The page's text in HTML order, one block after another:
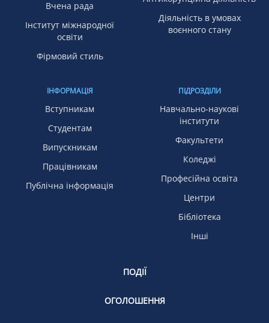
Вчена рада
Інститут міжнародної
освіти
Фірмовий стиль
Діяльність в умовах
воєнного стану
ІНФОРМАЦІЯ
Вступникам
Студентам
Випускникам
Працівникам
Публічна інформація
ПІДРОЗДІЛИ
Навчально-наукові
інститути
Факультети
Коледжі
Професійна освіта
Центри
Бібліотека
Інші
ПОДІЇ
ОГОЛОШЕННЯ